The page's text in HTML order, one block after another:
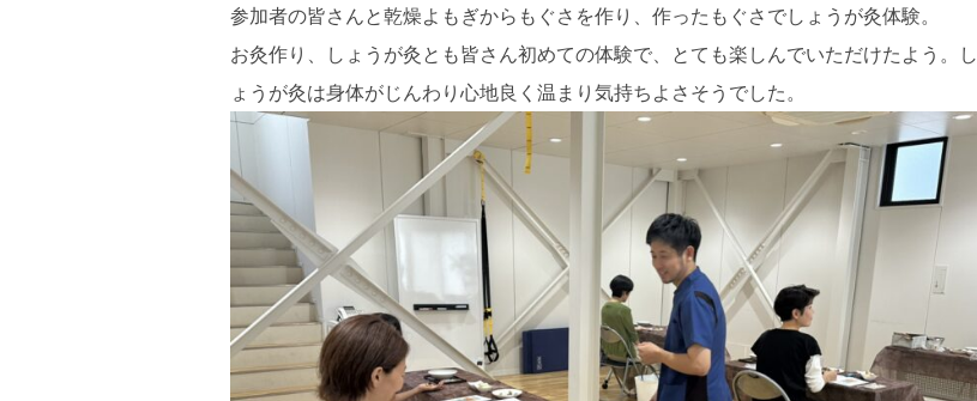
参加者の皆さんと乾燥よもぎからもぐさを作り、作ったもぐさでしょうが灸体験。
お灸作り、しょうが灸とも皆さん初めての体験で、とても楽しんでいただけたよう。し
ょうが灸は身体がじんわり心地良く温まり気持ちよさそうでした。